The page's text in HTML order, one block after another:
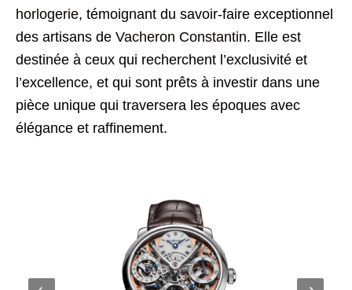
horlogerie, témoignant du savoir-faire exceptionnel
des artisans de Vacheron Constantin. Elle est
destinée à ceux qui recherchent l’exclusivité et
l’excellence, et qui sont prêts à investir dans une
pièce unique qui traversera les époques avec
élégance et raffinement.